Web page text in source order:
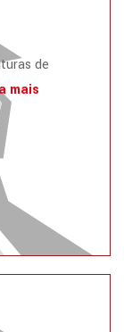
de
mais